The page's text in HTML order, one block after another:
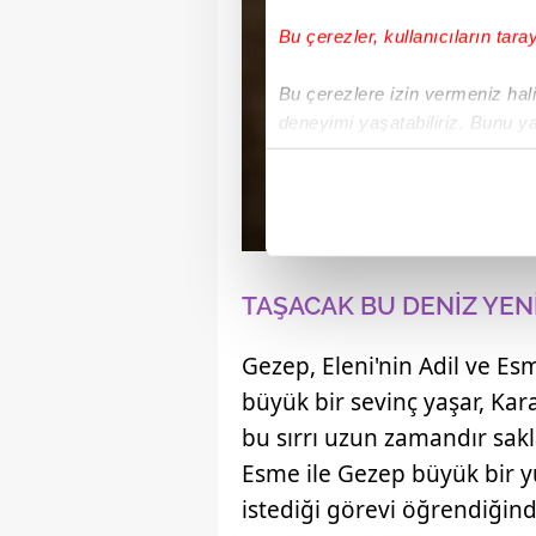
Bu çerezler, kullanıcıların
Bu çerezlere izin vermeniz
deneyimi yaşatabiliriz. Bunu
içerikleri sunabilmek adına
Sizlere daha iyi bir hizmet
çerezler vasıtasıyla çeşitli
amacıyla kullanılmaktadır.
reklam/pazarlama faaliyetlerinin
Çerezlere ilişkin tercihlerinizi
butonuna tıklayabilir,Çerez
6698 sayılı Kişisel Verilerin
TAŞACAK BU DENİZ
Gezep, Eleni'nin Adil ve
büyük bir sevinç yaşar,
bu sırrı uzun zamandır
Esme ile Gezep büyük bir
istediği görevi